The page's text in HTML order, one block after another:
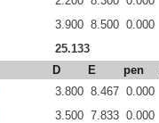
3.900 8.500 0.000
25.133
D E pen
3.800 8.467 0.000
3.500 7.833 0.000